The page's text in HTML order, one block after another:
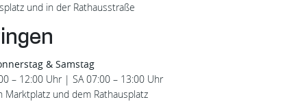
und in der Rathausstraße
& Samstag
– 12:00 Uhr | SA 07:00 – 13:00 Uhr
Marktplatz und dem Rathausplatz